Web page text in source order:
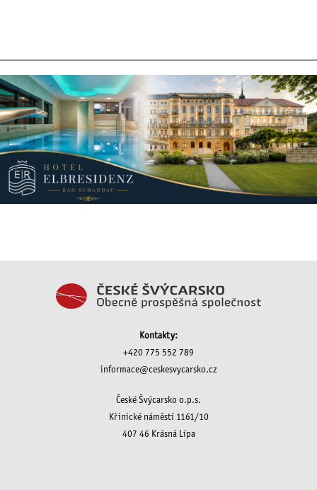
Kontakty:
+420 775 552 789
informace@ceskesvycarsko.cz
České Švýcarsko o.p.s.
Křinické náměstí 1161/10
407 46 Krásná Lípa